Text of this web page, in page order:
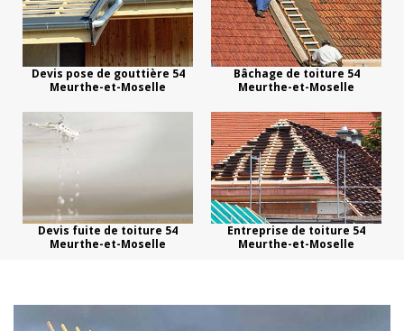
Devis pose de gouttière 54
Meurthe-et-Moselle
Bâchage de toiture 54
Meurthe-et-Moselle
Devis fuite de toiture 54
Meurthe-et-Moselle
Entreprise de toiture 54
Meurthe-et-Moselle